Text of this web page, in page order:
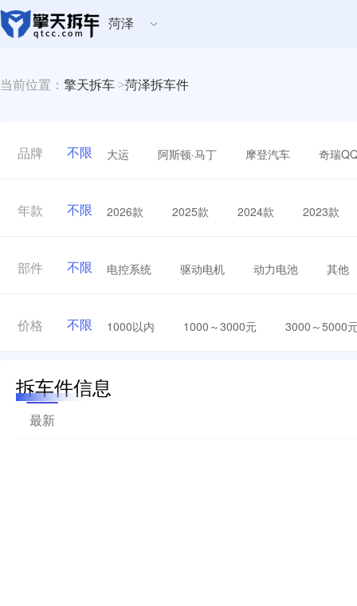
菏泽
当前位置： 擎天拆车 >菏泽拆车件
品牌 不限 大运 阿斯顿·马丁 摩登汽车 奇瑞
年款 不限 2026款 2025款 2024款 2023款
部件 不限 电控系统 驱动电机 动力电池 其他
价格 不限 1000以内 1000～3000元 3000～5000
拆车件信息
最新